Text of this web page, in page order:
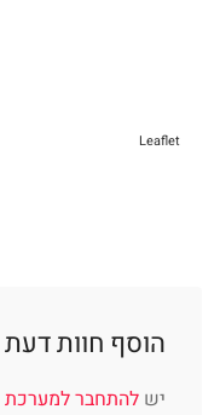
Leaflet
הוסף חוות דעת
יש להתחבר למערכת